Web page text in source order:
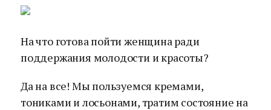
На что готова пойти женщина ради
поддержания молодости и красоты?
Да на все! Мы пользуемся кремами,
тониками и лосьонами, тратим состояние на